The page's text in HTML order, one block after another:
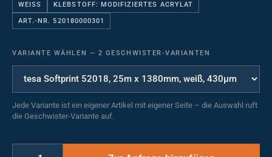
WEISS KLEBSTOFF: MODIFIZIERTES ACRYLAT
ART.-NR. 520180000301
VARIANTE WÄHLEN — 2 GESCHWISTER-VARIANTEN
Jede Variante ist ein eigener Artikel mit eigener Seite – die Auswahl ruft
die Geschwister-Variante auf.